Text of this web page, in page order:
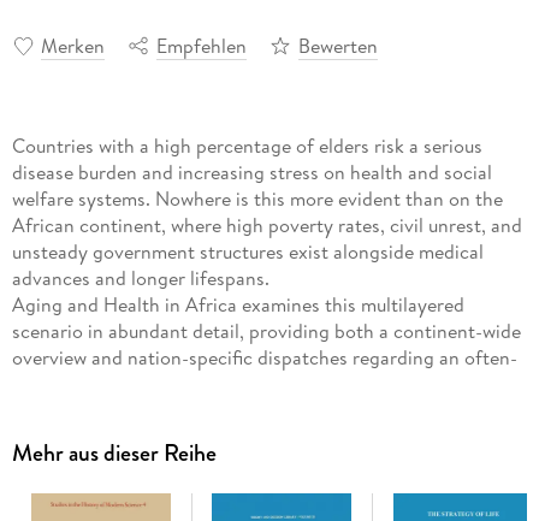
Merken Empfehlen Bewerten
Countries with a high percentage of elders risk a serious
disease burden and increasing stress on health and social
welfare systems. Nowhere is this more evident than on the
African continent, where high poverty rates, civil unrest, and
unsteady government structures exist alongside medical
advances and longer lifespans.
Aging and Health in Africa examines this multilayered
scenario in abundant detail, providing both a continent-wide
overview and nation-specific dispatches regarding an often-
understanding our aging planet. Current and emerging
policies and programs to improve health promotion and
Mehr aus dieser Reihe